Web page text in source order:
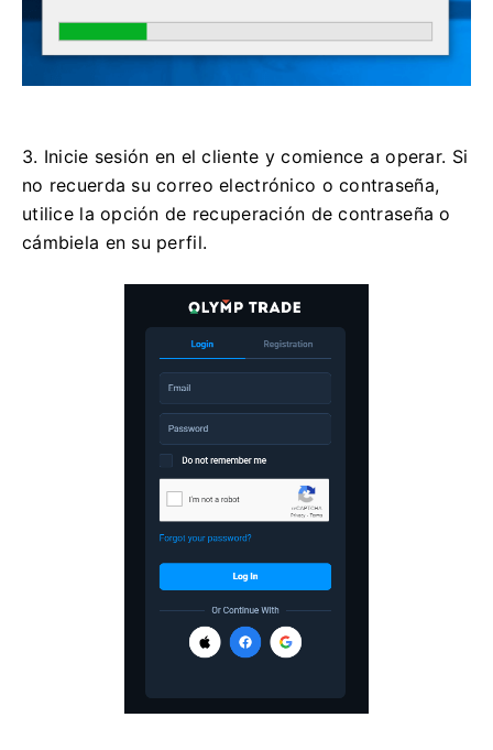
3. Inicie sesión en el cliente y comience a operar. Si
no recuerda su correo electrónico o contraseña,
utilice la opción de recuperación de contraseña o
cámbiela en su perfil.